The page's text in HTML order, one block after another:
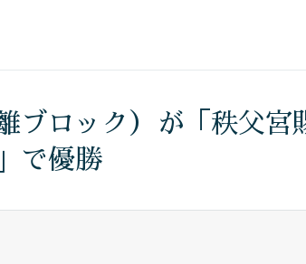
ブロック）が「秩父
で優勝